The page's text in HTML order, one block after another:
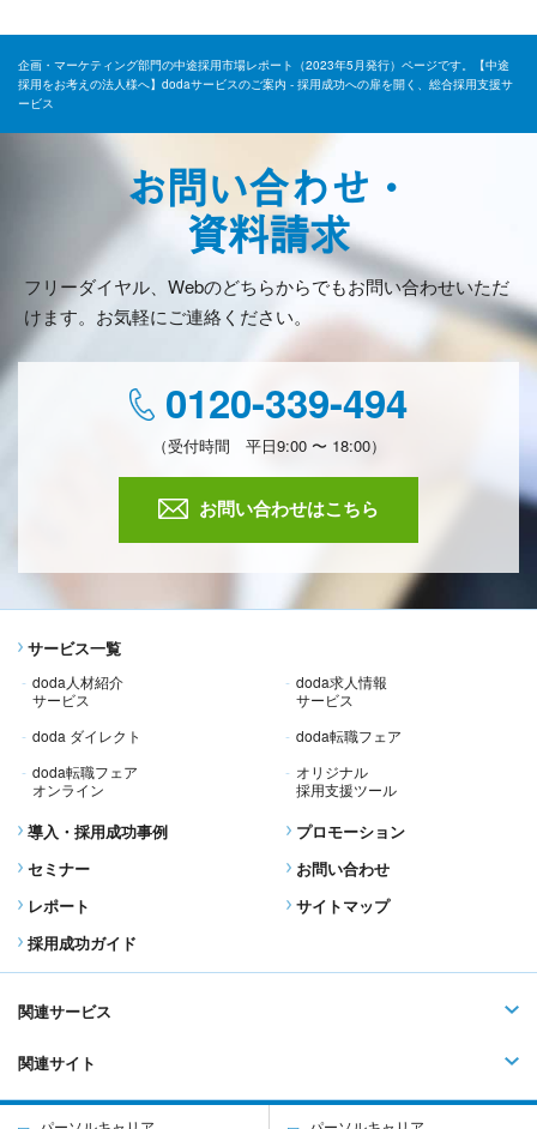
企画・マーケティング部門の中途採用市場レポート（2023年5月発行）ページです。【中途
採用をお考えの法人様へ】dodaサービスのご案内 - 採用成功への扉を開く、総合採用支援サ
ービス
お問い合わせ・
資料請求
フリーダイヤル、Webのどちらからでもお問い合わせいただ
けます。お気軽にご連絡ください。
0120-339-494
（受付時間 平日9:00 〜 18:00）
お問い合わせはこちら
サービス一覧
doda人材紹介
サービス
doda求人情報
サービス
doda ダイレクト
doda転職フェア
doda転職フェア
オンライン
オリジナル
採用支援ツール
導入・採用成功事例
セミナー
レポート
採用成功ガイド
プロモーション
お問い合わせ
サイトマップ
関連サービス
関連サイト